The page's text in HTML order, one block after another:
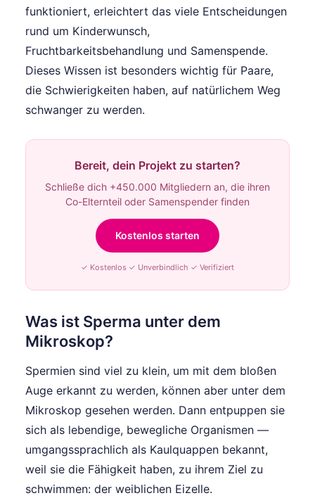
funktioniert, erleichtert das viele Entscheidungen
rund um Kinderwunsch,
Fruchtbarkeitsbehandlung und Samenspende.
Dieses Wissen ist besonders wichtig für Paare,
die Schwierigkeiten haben, auf natürlichem Weg
schwanger zu werden.
Bereit, dein Projekt zu starten?
Schließe dich +450.000 Mitgliedern an, die ihren
Co-Elternteil oder Samenspender finden
Kostenlos starten
✓ Kostenlos ✓ Unverbindlich ✓ Verifiziert
Was ist Sperma unter dem
Mikroskop?
Spermien sind viel zu klein, um mit dem bloßen
Auge erkannt zu werden, können aber unter dem
Mikroskop gesehen werden. Dann entpuppen sie
sich als lebendige, bewegliche Organismen —
umgangssprachlich als Kaulquappen bekannt,
weil sie die Fähigkeit haben, zu ihrem Ziel zu
schwimmen: der weiblichen Eizelle.